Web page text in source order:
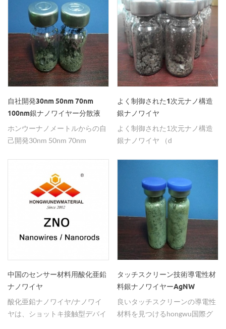
ご指定の溶剤に分散させること
ができます。
イヤを使用した。
自社開発30nm 50nm 70nm
100nm銀ナノワイヤー分散液
ホンウーナノメートルからの自
己開発30nm 50nm 70nm
アグネス 線径 20〜40nm、30〜
50nm、50〜70nm、70〜
110nm、カスタマイズされた
分子量 108 溶媒 水、 エタノー
ル、イソプロパノール、カスタ
ml（1％）または必要に応じて
d 銀ナノワイヤの使用： 導電性
材料。タッチスクリーン、
oleds、液晶タッチスクリー
ン、導電性インク、導電性接着
よく制御された1次元ナノ構造
銀ナノワイヤ
よく制御された1次元ナノ構造
銀ナノワイヤ （d
ワイヤ（agnws）： 銀ナノワイ
ヤ 、平均直径：u003c30nm、
長さ20μm超 銀ナノワイヤ 、 平
均直径：u003c50nm、長さ：
20μm超 銀ナノワイヤ 、 平均直
径：u003c100nm、長さ10μm
以上 分散液：水、エタノールま
たはイソプロピルアルコール。
銀ナノワイヤ（ag nws）は、電
気および光学デバイスにおい
て、インジウムスズ酸化物など
の従来の電極材料を置き換える
中国のセンサー材料用酸化亜鉛
ナノワイヤ
酸化亜鉛ナノワイヤ/ナノワイ
ヤは、ショットキ接触型デバイ
タッチスクリーン技術導電性材
料銀ナノワイヤーAgNW
良いタッチスクリーンの導電性
材料を見つけるhongwu国際グ